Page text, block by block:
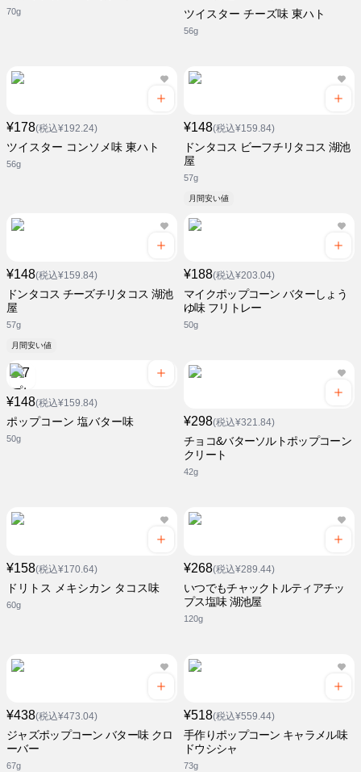
70g ツイスター チーズ味 東ハト
56g
¥178(税込¥192.24)
ツイスター コンソメ味 東ハト
56g
¥148(税込¥159.84)
ドンタコス ビーフチリタコス 湖池
屋
57g
月間安い値
¥148(税込¥159.84)
ドンタコス チーズチリタコス 湖池
屋
57g
月間安い値
¥188(税込¥203.04)
マイクポップコーン バターしょう
ゆ味 フリトレー
50g
¥148(税込¥159.84)
ポップコーン 塩バター味
50g
¥298(税込¥321.84)
チョコ&バターソルトポップコーン
クリート
42g
¥158(税込¥170.64)
ドリトス メキシカン タコス味
60g
¥268(税込¥289.44)
いつでもチャックトルティアチッ
プス塩味 湖池屋
120g
¥438(税込¥473.04)
ジャズポップコーン バター味 クロ
ーバー
67g
¥518(税込¥559.44)
手作りポップコーン キャラメル味
ドウシシャ
73g